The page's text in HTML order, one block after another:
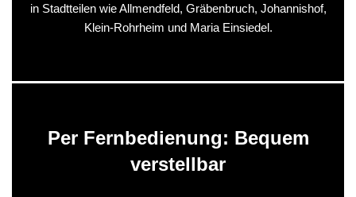
in Stadtteilen wie Allmendfeld, Gräbenbruch, Johannishof,
Klein‑Rohrheim und Maria Einsiedel.
Per Fernbedienung: Bequem
verstellbar